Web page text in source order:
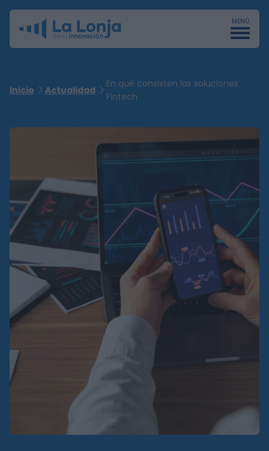
MENÚ
Inicio Actualidad
En qué consisten las soluciones
Fintech